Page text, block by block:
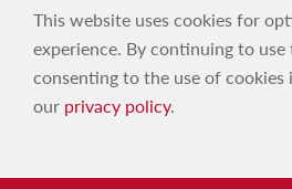
This website uses cookies for
experience. By continuing to
consenting to the use of
our privacy policy.